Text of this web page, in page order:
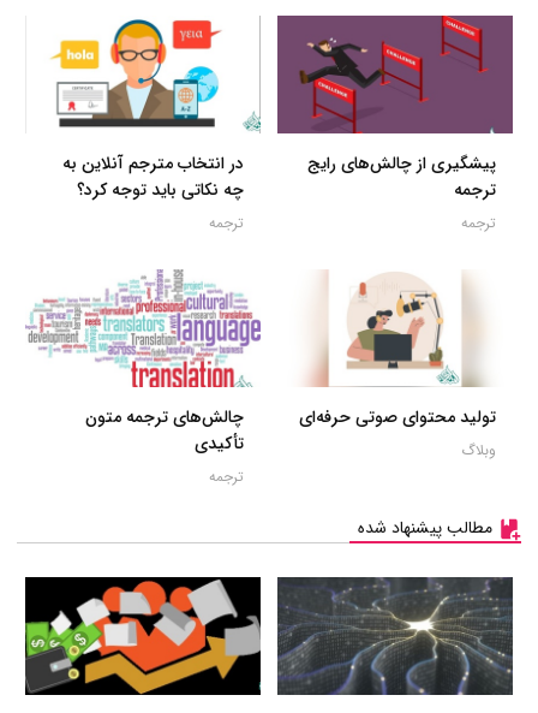
پیشگیری از چالش‌های رایج
ترجمه
ترجمه
در انتخاب مترجم آنلاین به
چه نکاتی باید توجه کرد؟
ترجمه
تولید محتوای صوتی حرفه‌ای
وبلاگ
چالش‌های ترجمه متون
تأکیدی
ترجمه
مطالب پیشنهاد شده